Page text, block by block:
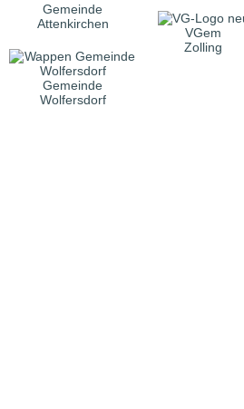
Gemeinde
Attenkirchen
VGem
Zolling
Gemeinde
Wolfersdorf